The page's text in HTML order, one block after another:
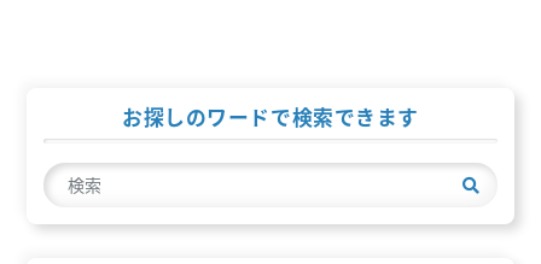
ー
シ
ョ
お探しのワードで検索できます
検
索